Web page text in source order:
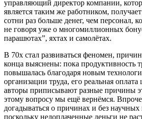
управляющий директор компании,
является таким же работником,
сотни раз больше денег, чем персонал,
не говоря уже о многомиллионных
парашютах”, яхтах и самолётах.
В 70х стал развиваться феномен,
конца выяснены: пока продуктивность
повышалась благодаря новым
организации труда, его реальная
авторы приписывают разные причины
этому вопросу мы ещё вернёмся.
догадываться о причинах и без
поскольку недоплаченные деньги не